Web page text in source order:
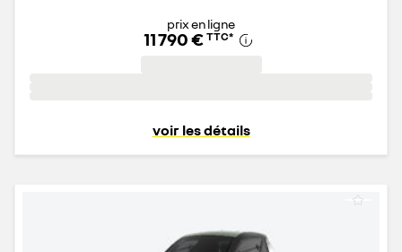
prix en ligne
11 790 € TTC*
voir les détails